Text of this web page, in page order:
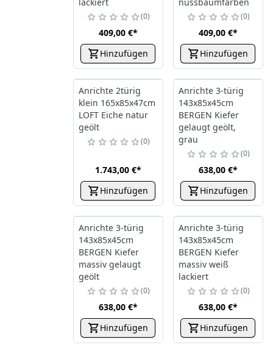
0
409,00 €*
Hinzufügen
0
409,00 €*
Hinzufügen
Anrichte 2türig
klein 165x85x47cm
LOFT Eiche natur
geölt
0
1.743,00 €*
Hinzufügen
Anrichte 3-türig
143x85x45cm
BERGEN Kiefer
gelaugt geölt,
grau
0
638,00 €*
Hinzufügen
Anrichte 3-türig
143x85x45cm
BERGEN Kiefer
massiv gelaugt
geölt
0
638,00 €*
Hinzufügen
Anrichte 3-türig
143x85x45cm
BERGEN Kiefer
massiv weiß
lackiert
0
638,00 €*
Hinzufügen